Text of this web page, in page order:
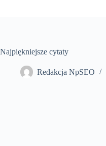
Najpiękniejsze cytaty
Redakcja NpSEO